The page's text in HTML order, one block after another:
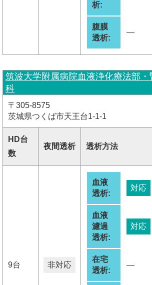
析:
腹膜
透析:
―
筑波大学附属病院血液浄化療法部・
科
〒305-8575
茨城県つくば市天王台1-1-1
HD台
数
夜間透析 透析方法
9台 非対応
血液
透析:
対応
血液
濾過
透析:
対応
在宅
透析:
―